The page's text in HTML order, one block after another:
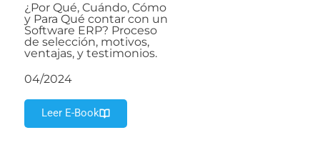
¿Por Qué, Cuándo, Cómo
y Para Qué contar con un
Software ERP? Proceso
de selección, motivos,
ventajas, y testimonios.
04/2024
Leer E-Book